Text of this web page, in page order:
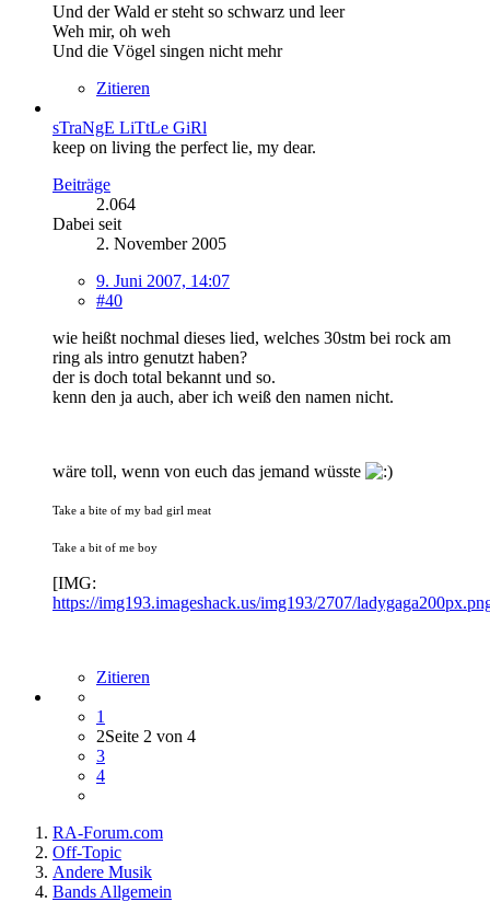
Und der Wald er steht so schwarz und leer
Weh mir, oh weh
Und die Vögel singen nicht mehr
Zitieren
sTraNgE LiTtLe GiRl
keep on living the perfect lie, my dear.
Beiträge
2.064
Dabei seit
2. November 2005
9. Juni 2007, 14:07
#40
wie heißt nochmal dieses lied, welches 30stm bei rock am
ring als intro genutzt haben?
der is doch total bekannt und so.
kenn den ja auch, aber ich weiß den namen nicht.
wäre toll, wenn von euch das jemand wüsste
Take a bite of my bad girl meat
Take a bit of me boy
[IMG:
https://img193.imageshack.us/img193/2707/
Zitieren
1
2Seite 2 von 4
3
4
RA-Forum.com
Off-Topic
Andere Musik
Bands Allgemein